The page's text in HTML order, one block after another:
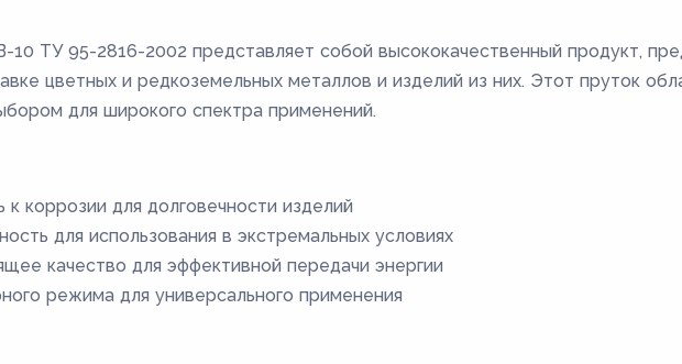
ТУ 95-2816-2002 представляет собой высококачественный продукт,
цветных и редкоземельных металлов и изделий из них. Этот пруток
для широкого спектра применений.
коррозии для долговечности изделий
для использования в экстремальных условиях
качество для эффективной передачи энергии
режима для универсального применения